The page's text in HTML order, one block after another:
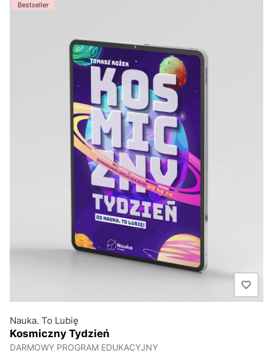
Bestseller
Kosmiczny Tydzień
DARMOWY PROGRAM EDUKACYJNY
Nauka. To Lubię